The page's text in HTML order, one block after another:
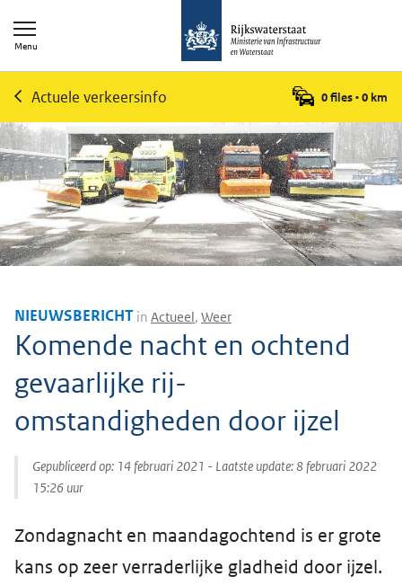
Menu
Actuele verkeersinfo 0 files•0 km
NIEUWSBERICHT in Actueel, Weer
Komende nacht en ochtend
gevaarlijke rij-
omstandigheden door ijzel
Gepubliceerd op: 14 februari 2021 - Laatste update:8 februari 2022
15:26 uur
Zondagnacht en maandagochtend is er grote
kans op zeer verraderlijke gladheid door ijzel.